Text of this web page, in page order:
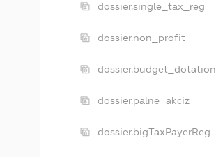
dossier.single_tax_reg
dossier.non_profit
dossier.budget_dotation
dossier.palne_akciz
dossier.bigTaxPayerReg